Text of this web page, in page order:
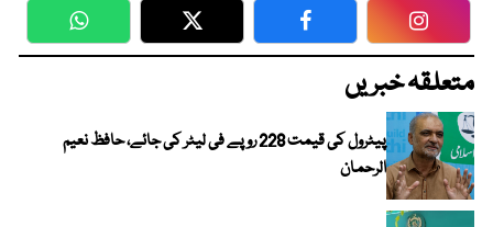
WhatsApp Twitter Facebook
متعلقہ خبریں
پیٹرول کی قیمت 228 روپے فی لیٹر کی جائے، حافظ نعیم
الرحمان